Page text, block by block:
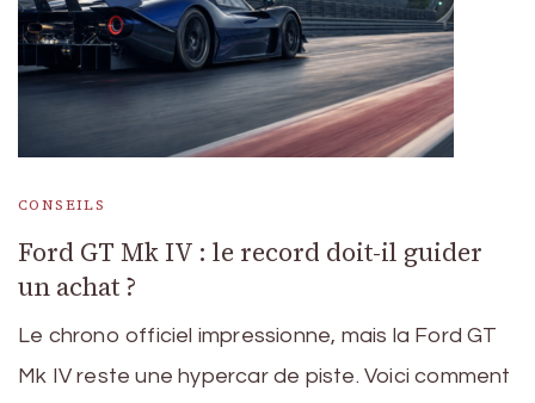
CONSEILS
Ford GT Mk IV : le record doit-il guider
un achat ?
Le chrono officiel impressionne, mais la Ford GT
Mk IV reste une hypercar de piste. Voici comment